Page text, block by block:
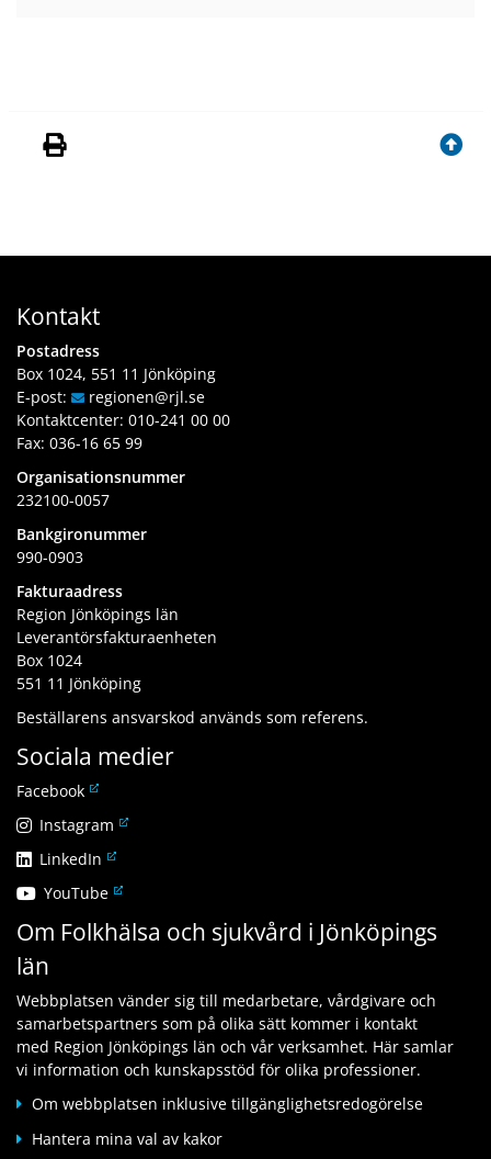
Kontakt
Postadress
Box 1024, 551 11 Jönköping
E-post:
regionen@rjl.se
Kontaktcenter: 010-241 00 00
Fax: 036-16 65 99
Organisationsnummer
232100-0057
Bankgironummer
990-0903
Fakturaadress
Region Jönköpings län
Leverantörsfakturaenheten
Box 1024
551 11 Jönköping
Beställarens ansvarskod används som referens.
Sociala medier
FacebookL
n
k
i
l
n
n
a
n
e
b
Instagram L
ä
k
i
a
n
n
a
n
e
LinkedIn L
n
k
l
l
a
n
a
n
YouTubeL
n
i
l
l
a
n
a
Om Folkhälsa och sjukvård i Jönköpings
län
Webbplatsen vänder sig till medarbetare, vårdgivare och
samarbetspartners som på olika sätt kommer i kontakt
med Region Jönköpings län och vår verksamhet. Här samlar
vi information och kunskapsstöd för olika professioner.
Om webbplatsen inklusive tillgänglighetsredogörelse
Hantera mina val av kakor